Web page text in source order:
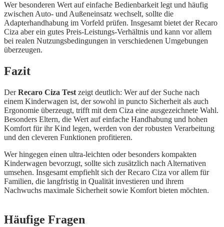
Wer besonderen Wert auf einfache Bedienbarkeit legt und häufig
zwischen Auto- und Außeneinsatz wechselt, sollte die
Adapterhandhabung im Vorfeld prüfen. Insgesamt bietet der Recaro
Ciza aber ein gutes Preis-Leistungs-Verhältnis und kann vor allem
bei realen Nutzungsbedingungen in verschiedenen Umgebungen
überzeugen.
Fazit
DerRecaro Ciza Test zeigt deutlich: Wer auf der Suche nach
einem Kinderwagen ist, der sowohl in puncto Sicherheit als auch
Ergonomie überzeugt, trifft mit dem Ciza eine ausgezeichnete Wahl.
Besonders Eltern, die Wert auf einfache Handhabung und hohen
Komfort für ihr Kind legen, werden von der robusten Verarbeitung
und den cleveren Funktionen profitieren.
Wer hingegen einen ultra-leichten oder besonders kompakten
Kinderwagen bevorzugt, sollte sich zusätzlich nach Alternativen
umsehen. Insgesamt empfiehlt sich der Recaro Ciza vor allem für
Familien, die langfristig in Qualität investieren und ihrem
Nachwuchs maximale Sicherheit sowie Komfort bieten möchten.
Häufige Fragen